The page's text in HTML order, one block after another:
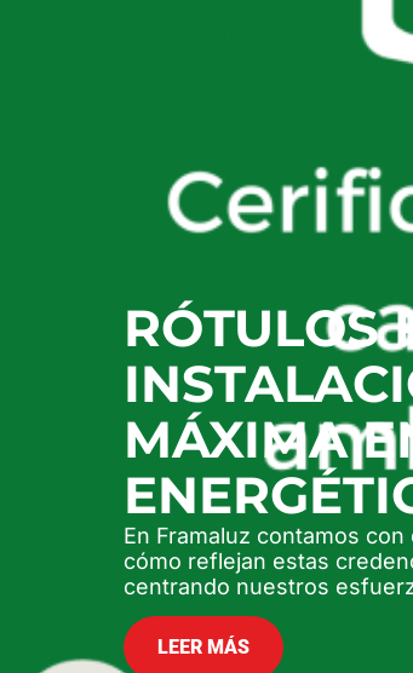
RÓTULOS
MÁXIMA
En Framaluz contamos
cómo reflejan estas
centrando nuestros
LEER MÁS